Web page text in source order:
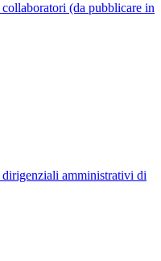
(da pubblicare in
amministrativi di